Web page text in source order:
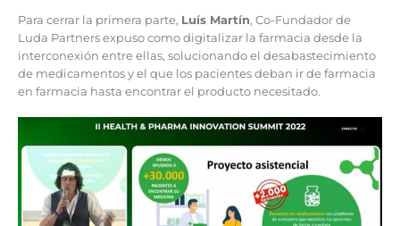
Para cerrar la primera parte, Luís Martín, Co-Fundador de
Luda Partners expuso como digitalizar la farmacia desde la
interconexión entre ellas, solucionando el desabastecimiento
de medicamentos y el que los pacientes deban ir de farmacia
en farmacia hasta encontrar el producto necesitado.